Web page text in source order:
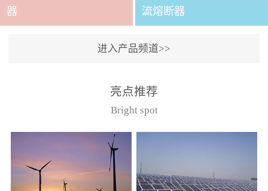
下简称熔断器)。本产品适
用于交流50～60Hz,额定电
压12kV的电力系统中，作
件。其主要安装于12kV的
美式箱变中，可与其它电
（2） 海拔不超过1000
器
流熔断器
...
40.5kV系统作为电压互感
器的过载及短路保护用。
和IEC282-1）型号基本参
进入产品频道>>
亮点推荐
Bright spot